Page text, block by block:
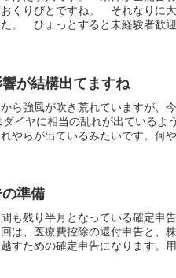
くりびとですね。 それなりに
。 ひょっとすると未経験者歓
が結構出てますね
ら強風が吹き荒れていますが
ダイヤに相当の乱れが出ている
やらが出ているみたいです。何
準備
も残り半月となっている確定申
は、医療費控除の還付申告と、
すための確定申告になります。